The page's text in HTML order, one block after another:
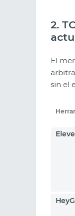
2.
El
sin el